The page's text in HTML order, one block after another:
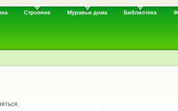
Строение Муравьи дома Библиотека